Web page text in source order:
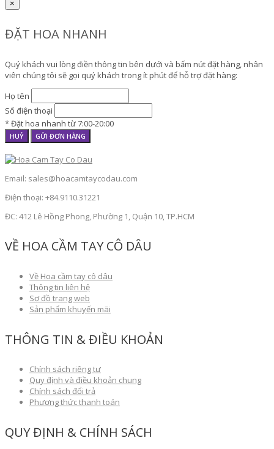
×
ĐẶT HOA NHANH
Quý khách vui lòng điền thông tin bên dưới và bấm nút đặt hàng, nhân
viên chúng tôi sẽ gọi quý khách trong ít phút để hỗ trợ đặt hàng:
Họ tên
Số điện thoại
* Đặt hoa nhanh từ 7:00-20:00
HUỶ GỬI ĐƠN HÀNG
Email: sales@hoacamtaycodau.com
Điện thoại: +84.9110.31221
ĐC: 412 Lê Hồng Phong, Phường 1, Quận 10, TP.HCM
VỀ HOA CẦM TAY CÔ DÂU
Về Hoa cầm tay cô dâu
Thông tin liên hệ
Sơ đồ trang web
Sản phẩm khuyến mãi
THÔNG TIN & ĐIỀU KHOẢN
Chính sách riêng tư
Quy định và điều khoản chung
Chính sách đổi trả
Phương thức thanh toán
QUY ĐỊNH & CHÍNH SÁCH